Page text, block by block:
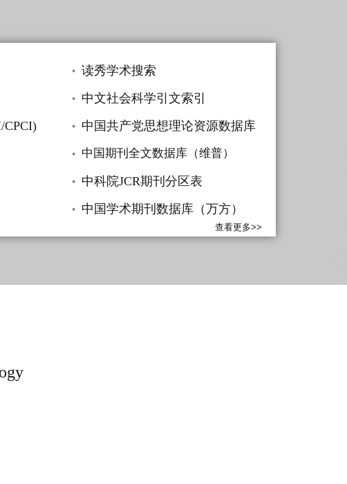
读秀学术搜索
中文社会科学引文索引
CPCI)
中国共产党思想理论资源数据库
中国期刊全文数据库（维普）
中科院JCR期刊分区表
中国学术期刊数据库（万方）
查看更多>>